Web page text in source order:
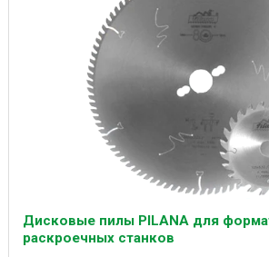
Дисковые пилы PILANA для
раскроечных станков